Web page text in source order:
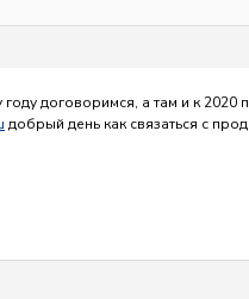
году договоримся, а там и к 2020
добрый день как связаться с